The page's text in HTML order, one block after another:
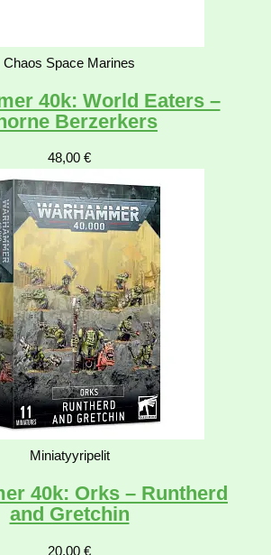
Chaos Space Marines
40k: World Eaters –
Berzerkers
48,00 €
Miniatyyripelit
40k: Orks – Runtherd
and Gretchin
20,00 €